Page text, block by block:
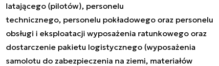
latającego (pilotów), personelu
technicznego, personelu pokładowego oraz personelu
obsługi i eksploatacji wyposażenia ratunkowego oraz
dostarczenie pakietu logistycznego (wyposażenia
samolotu do zabezpieczenia na ziemi, materiałów